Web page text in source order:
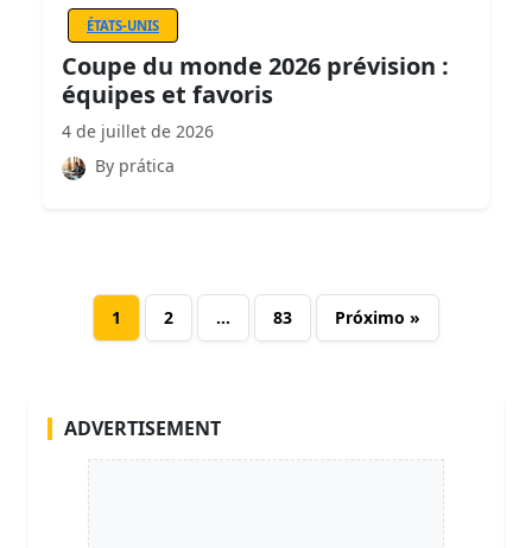
ÉTATS-UNIS
Coupe du monde 2026 prévision :
équipes et favoris
4 de juillet de 2026
By prática
1 2 … 83 Próximo »
ADVERTISEMENT